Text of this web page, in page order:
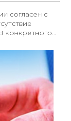
согласен с
конкретного
отклонения
33 №44-
об
5 статьи 43
означает